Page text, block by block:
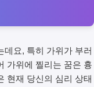
데요, 특히 가위가 부러
가위에 찔리는 꿈은 흉
현재 당신의 심리 상태